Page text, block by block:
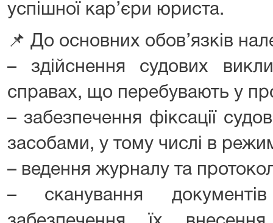
успішної кар’єри юриста.
📌 До основних обов’язків
– здійснення судових
справах, що перебувають у
– забезпечення фіксації
засобами, у тому числі в
– ведення журналу та
– сканування